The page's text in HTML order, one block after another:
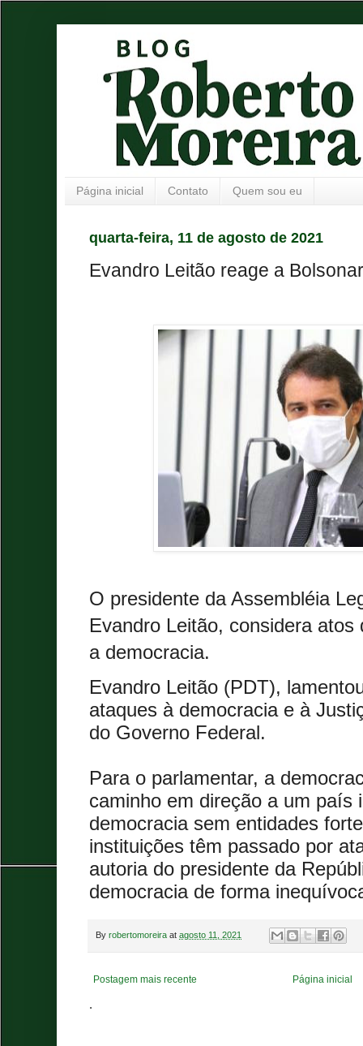
Página inicial Contato Quem sou eu
quarta-feira, 11 de agosto de 2021
Evandro Leitão reage a
O presidente da Assembléia
Evandro Leitão, considera atos
a democracia.
Evandro Leitão (PDT),
ataques à democracia e à
do Governo Federal.
Para o parlamentar, a
caminho em direção a um país
democracia sem entidades
instituições têm passado por
autoria do presidente da
democracia de forma
By robertomoreira at agosto 11, 2021
Postagem mais recente Página inicial
.